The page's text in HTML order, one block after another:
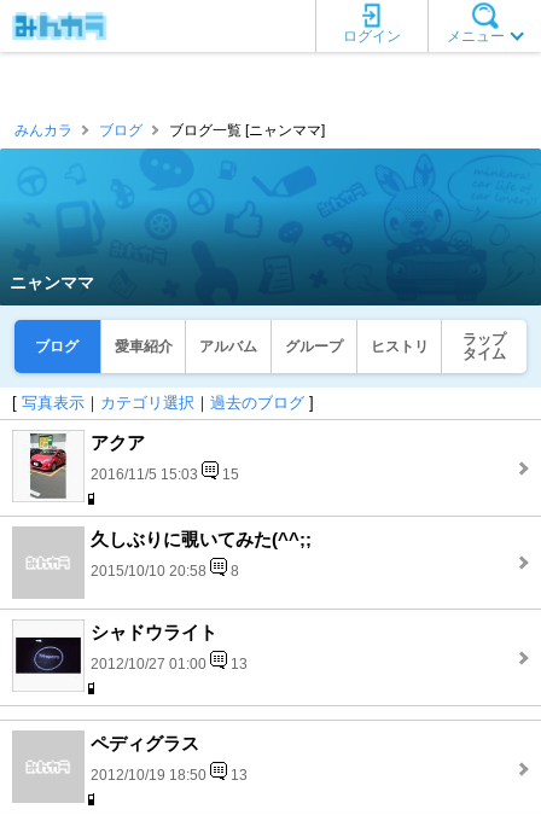
メニュー
ログイン
みんカラ ブログ ブログ一覧 [ニャンママ]
ニャンママ
ブログ 愛車紹介 アルバム グループ ヒストリ
ラップ
タイム
[ 写真表示 ｜ カテゴリ選択 ｜ 過去のブログ ]
アクア
2016/11/5 15:03 15
久しぶりに覗いてみた(^^;;
2015/10/10 20:58 8
シャドウライト
2012/10/27 01:00 13
ペディグラス
2012/10/19 18:50 13